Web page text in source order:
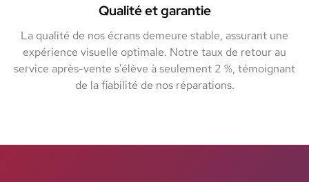
Qualité et garantie
La qualité de nos écrans demeure stable, assurant une
expérience visuelle optimale. Notre taux de retour au
service après-vente s'élève à seulement 2 %, témoignant
de la fiabilité de nos réparations.